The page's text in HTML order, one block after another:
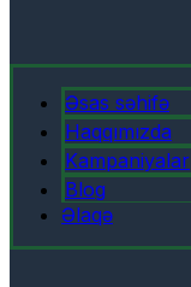
Əsas səhifə
Haqqımızda
Kampaniyalar
Blog
Əlaqə